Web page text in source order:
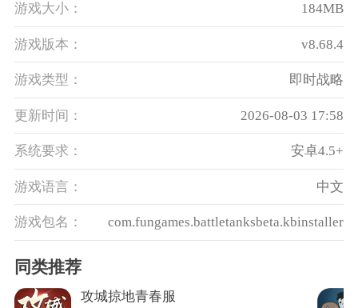
游戏大小： 184MB
游戏版本： v8.68.4
游戏类型： 即时战略
更新时间： 2026-08-03 17:58
系统要求： 安卓4.5+
游戏语言： 中文
游戏包名： com.fungames.battletanksbeta.kbinstaller
同类推荐
攻城掠地青春服